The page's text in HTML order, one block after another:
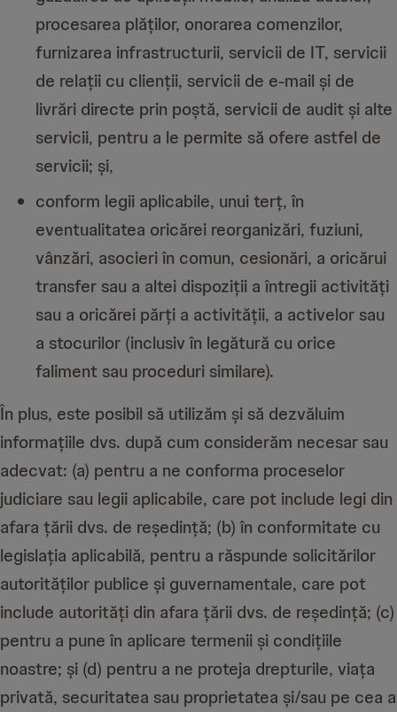
procesarea plăților, onorarea comenzilor,
furnizarea infrastructurii, servicii de IT, servicii
de relații cu clienții, servicii de e-mail și de
livrări directe prin poștă, servicii de audit și alte
servicii, pentru a le permite să ofere astfel de
servicii; și,
conform legii aplicabile, unui terț, în
eventualitatea oricărei reorganizări, fuziuni,
vânzări, asocieri în comun, cesionări, a oricărui
transfer sau a altei dispoziții a întregii activități
sau a oricărei părți a activității, a activelor sau
a stocurilor (inclusiv în legătură cu orice
faliment sau proceduri similare).
În plus, este posibil să utilizăm și să dezvăluim
informațiile dvs. după cum considerăm necesar sau
adecvat: (a) pentru a ne conforma proceselor
judiciare sau legii aplicabile, care pot include legi din
afara țării dvs. de reședință; (b) în conformitate cu
legislația aplicabilă, pentru a răspunde solicitărilor
autorităților publice și guvernamentale, care pot
include autorități din afara țării dvs. de reședință; (c)
pentru a pune în aplicare termenii și condițiile
noastre; și (d) pentru a ne proteja drepturile, viața
privată, securitatea sau proprietatea și/sau pe cea a